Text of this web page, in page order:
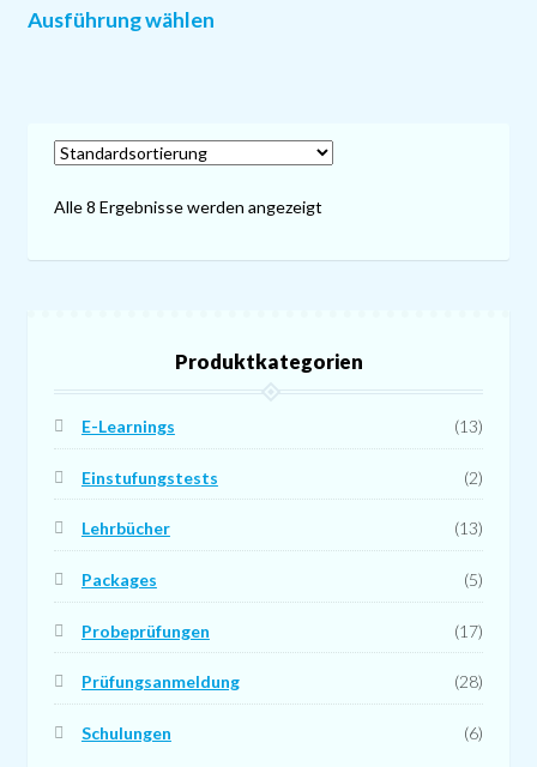
Ausführung wählenDieses
Varianten
auf.
Die
können
gewählt
Alle 8 Ergebnisse werden angezeigt
Produktkategorien
E-Learnings (13)
Einstufungstests (2)
Lehrbücher (13)
Packages (5)
Probeprüfungen (17)
Prüfungsanmeldung (28)
Schulungen (6)